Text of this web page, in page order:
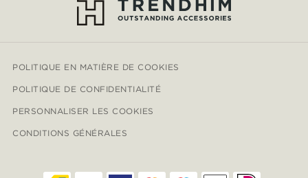
POLITIQUE EN MATIÈRE DE COOKIES
POLITIQUE DE CONFIDENTIALITÉ
PERSONNALISER LES COOKIES
CONDITIONS GÉNÉRALES